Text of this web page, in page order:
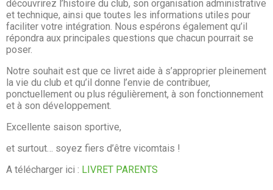
découvrirez l’histoire du club, son organisation administrative
et technique, ainsi que toutes les informations utiles pour
faciliter votre intégration. Nous espérons également qu’il
répondra aux principales questions que chacun pourrait se
poser.
Notre souhait est que ce livret aide à s’approprier pleinement
la vie du club et qu’il donne l’envie de contribuer,
ponctuellement ou plus régulièrement, à son fonctionnement
et à son développement.
Excellente saison sportive,
et surtout… soyez fiers d’être vicomtais !
A télécharger ici : LIVRET PARENTS